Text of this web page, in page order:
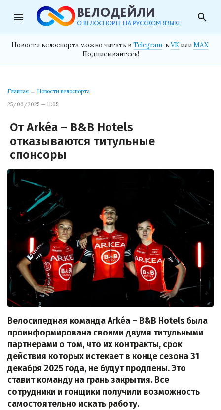
menu search
Новости велоспорта можно читать в Telegram, в VK илиMAX.
Подписывайтесь!
Главная → Новости велоспорта
25/06/2025 — 11:05
От Arkéa – B&B Hotels
отказываются титульные
спонсоры
Велосипедная команда Arkéa – B&B Hotels была
проинформирована своими двумя титульными
партнерами о том, что их контракты, срок
действия которых истекает в конце сезона 31
декабря 2025 года, не будут продлены. Это
ставит команду на грань закрытия. Все
сотрудники и гонщики получили возможность
самостоятельно искать работу.